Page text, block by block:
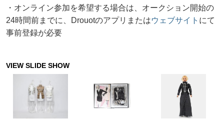
・オンライン参加を希望する場合は、オークション開始の
24時間前までに、Drouotのアプリまたはウェブサイト にて
事前登録が必要